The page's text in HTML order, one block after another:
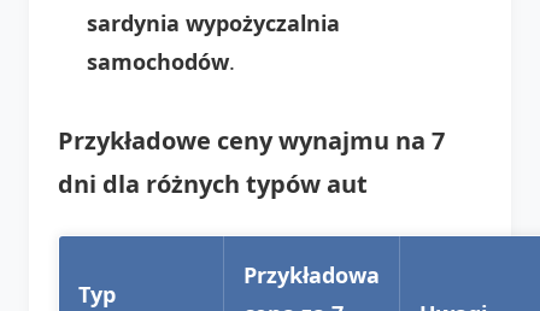
sardynia wypożyczalnia
samochodów.
Przykładowe ceny wynajmu na 7
dni dla różnych typów aut
Typ
Przykładowa